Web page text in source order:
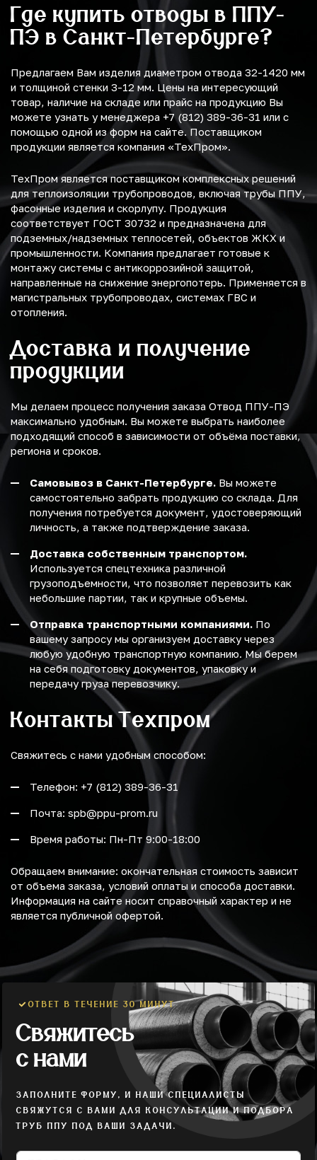
Где купить отводы в ППУ-
ПЭ в Санкт-Петербурге?
Предлагаем Вам изделия диаметром отвода 32-1420 мм
и толщиной стенки 3-12 мм. Цены на интересующий
товар, наличие на складе или прайс на продукцию Вы
можете узнать у менеджера +7 (812) 389-36-31 или с
помощью одной из форм на сайте. Поставщиком
продукции является компания «ТехПром».
ТехПром является поставщиком комплексных решений
для теплоизоляции трубопроводов, включая трубы ППУ,
фасонные изделия и скорлупу. Продукция
соответствует ГОСТ 30732 и предназначена для
подземных/надземных теплосетей, объектов ЖКХ и
промышленности. Компания предлагает готовые к
монтажу системы с антикоррозийной защитой,
направленные на снижение энергопотерь. Применяется в
магистральных трубопроводах, системах ГВС и
отопления.
Доставка и получение
продукции
Мы делаем процесс получения заказа Отвод ППУ-ПЭ
максимально удобным. Вы можете выбрать наиболее
подходящий способ в зависимости от объёма поставки,
региона и сроков.
Самовывоз в Санкт-Петербурге. Вы можете
самостоятельно забрать продукцию со склада. Для
получения потребуется документ, удостоверяющий
личность, а также подтверждение заказа.
Доставка собственным транспортом.
Используется спецтехника различной
грузоподъемности, что позволяет перевозить как
небольшие партии, так и крупные объемы.
Отправка транспортными компаниями. По
вашему запросу мы организуем доставку через
любую удобную транспортную компанию. Мы берем
на себя подготовку документов, упаковку и
передачу груза перевозчику.
Контакты Техпром
Свяжитесь с нами удобным способом:
Телефон: +7 (812) 389-36-31
Почта: spb@ppu-prom.ru
Время работы: Пн-Пт 9:00-18:00
Обращаем внимание: окончательная стоимость зависит
от объема заказа, условий оплаты и способа доставки.
Информация на сайте носит справочный характер и не
является публичной офертой.
ОТВЕТ В ТЕЧЕНИЕ 30 МИНУТ
Свяжитесь
с нами
ЗАПОЛНИТЕ ФОРМУ, И НАШИ СПЕЦИАЛИСТЫ
СВЯЖУТСЯ С ВАМИ ДЛЯ КОНСУЛЬТАЦИИ И ПОДБОРА
ТРУБ ППУ ПОД ВАШИ ЗАДАЧИ.